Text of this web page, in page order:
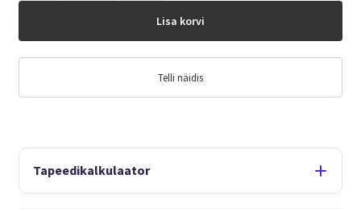
Lisa korvi
Telli näidis
Tapeedikalkulaator